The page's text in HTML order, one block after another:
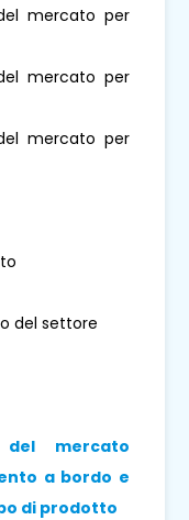
mercato per
mercato per
mercato per
del settore
mercato
a bordo e
di prodotto